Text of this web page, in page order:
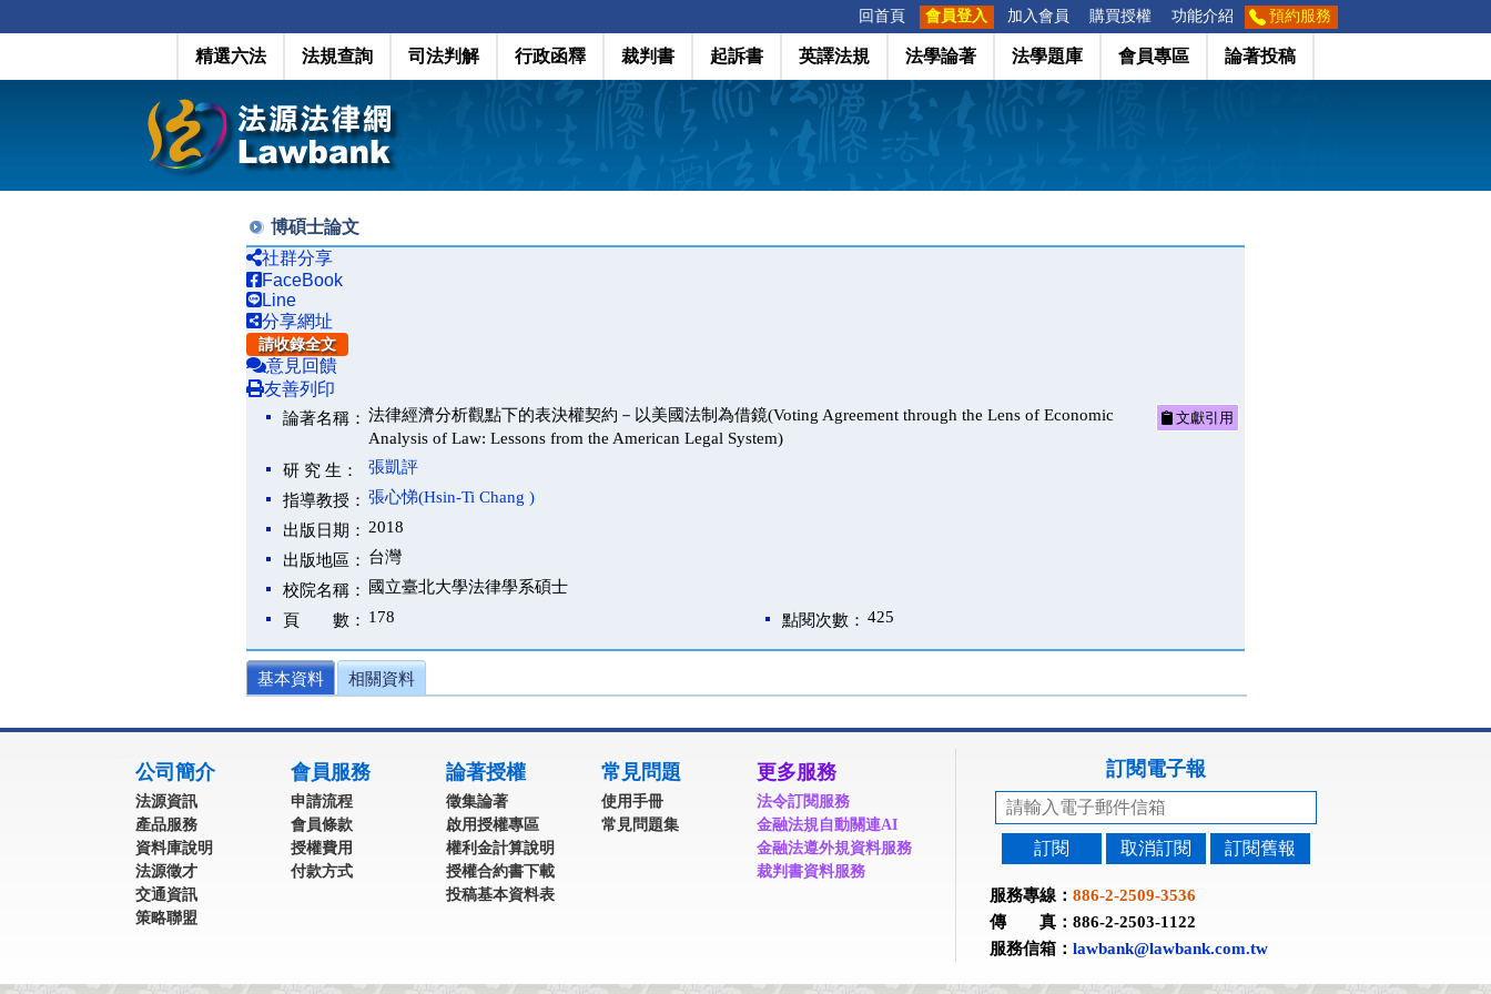
回首頁 會員登入 加入會員 購買授權 功能介紹 預約服務
精選六法 法規查詢 司法判解 行政函釋 裁判書 起訴書 英譯法規 法學論著 法學題庫 會員專區 論著投稿
博碩士論文
社群分享
FaceBook
Line
分享網址
請收錄全文
意見回饋
友善列印
論著名稱： 法律經濟分析觀點下的表決權契約－以美國法制為借鏡(Voting Agreement through the Lens of Economic
Analysis of Law: Lessons from the American Legal System)
文獻引用
研 究 生：
張凱評
指導教授： 張心悌(Hsin-Ti Chang )
出版日期： 2018
出版地區： 台灣
校院名稱：
國立臺北大學法律學系碩士
頁 數： 178 點閱次數： 425
基本資料 相關資料
公司簡介
法源資訊
產品服務
資料庫說明
法源徵才
交通資訊
策略聯盟
會員服務
申請流程
會員條款
授權費用
付款方式
論著授權
徵集論著
啟用授權專區
權利金計算說明
授權合約書下載
投稿基本資料表
常見問題
使用手冊
常見問題集
更多服務
法令訂閱服務
金融法規自動關連AI
金融法遵外規資料服務
裁判書資料服務
訂閱電子報
訂閱 取消訂閱 訂閱舊報
服務專線： 886-2-2509-3536
傳 真：886-2-2503-1122
服務信箱： lawbank@lawbank.com.tw